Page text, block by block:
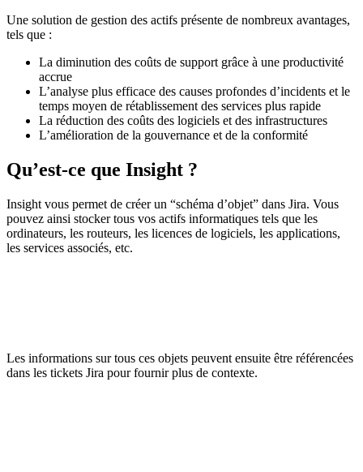
Une solution de gestion des actifs présente de nombreux avantages,
tels que :
La diminution des coûts de support grâce à une productivité
accrue
L’analyse plus efficace des causes profondes d’incidents et le
temps moyen de rétablissement des services plus rapide
La réduction des coûts des logiciels et des infrastructures
L’amélioration de la gouvernance et de la conformité
Qu’est-ce que Insight ?
Insight vous permet de créer un “schéma d’objet” dans Jira. Vous
pouvez ainsi stocker tous vos actifs informatiques tels que les
ordinateurs, les routeurs, les licences de logiciels, les applications,
les services associés, etc.
Les informations sur tous ces objets peuvent ensuite être référencées
dans les tickets Jira pour fournir plus de contexte.